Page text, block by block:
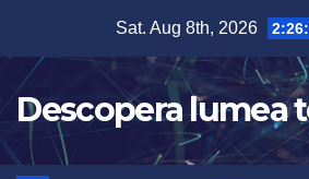
content
Sat. Aug 8th, 2026
Descopera lumea